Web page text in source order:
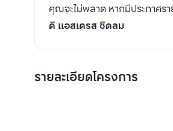
คุณจะไม่พลาด หากมีประกาศรา
ดิ แอสเดรส ชิดลม
รายละเอียดโครงการ